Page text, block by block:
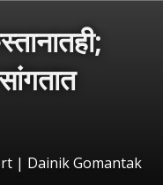
| Dainik Gomantak